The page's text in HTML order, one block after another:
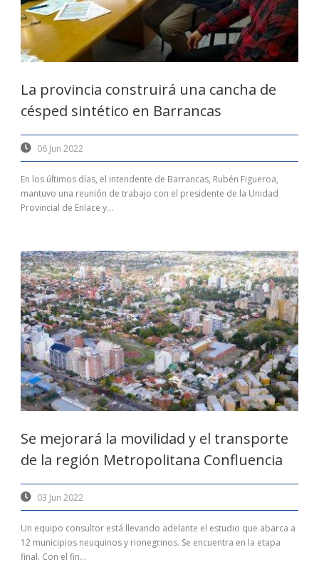
La provincia construirá una cancha de
césped sintético en Barrancas
06 Jun 2022
En los últimos días, el intendente de Barrancas, Rubén Figueroa,
mantuvo una reunión de trabajo con el presidente de la Unidad
Provincial de Enlace y...
Se mejorará la movilidad y el transporte
de la región Metropolitana Confluencia
03 Jun 2022
Un equipo consultor está llevando adelante el estudio que abarca a
12 municipios neuquinos y rionegrinos. Se encuentra en la etapa
final. Con el fin...